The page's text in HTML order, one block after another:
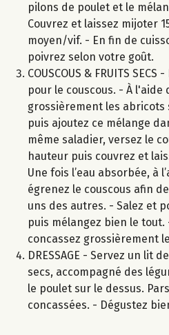
pilons de poulet et le
Couvrez et laissez mijoter
moyen/vif. - En fin de
poivrez selon votre goût.
COUSCOUS & FRUITS
pour le couscous. - À l'aide
grossièrement les abricots
puis ajoutez ce mélange
même saladier, versez le
hauteur puis couvrez et
Une fois l’eau absorbée, à
égrenez le couscous afin
uns des autres. - Salez et
puis mélangez bien le
concassez grossièrement
DRESSAGE - Servez un lit
secs, accompagné des
le poulet sur le dessus.
concassées. - Dégustez